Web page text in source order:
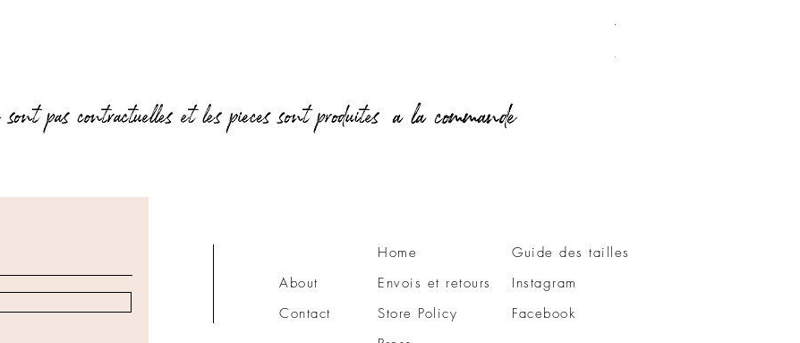
T-Shirt Love Vichy
Prix
49,00 €
About
Contact
Home
Envois et retours
Store Policy
Guide des tailles
Instagram
Facebook